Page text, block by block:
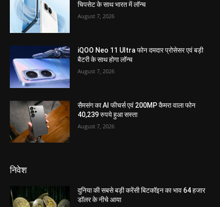
चिपसेट के साथ भारत में लॉन्च
August 7, 2026
iQOO Neo 11 Ultra फोन दमदार प्रोसेसर एवं बड़ी
बैटरी के साथ होगा लॉन्च
August 7, 2026
सैमसंग का AI फीचर्स एवं 200MP कैमरा वाला फोन
40,239 रुपये हुआ सस्ता
August 7, 2026
निवेश
दुनिया की सबसे बड़ी करेंसी बिटकॉइन का भाव 64 हजार
डॉलर के नीचे आया